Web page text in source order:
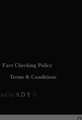
Fact Checking Policy
Terms & Conditions
© Copyright 2025. Designed and Developed by
A D Y